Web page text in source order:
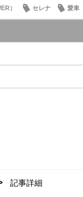
） セレナ 愛車
記事詳細